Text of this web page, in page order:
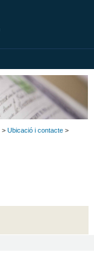
> Ubicació i contacte >